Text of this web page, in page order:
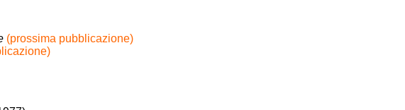
(prossima pubblicazione)